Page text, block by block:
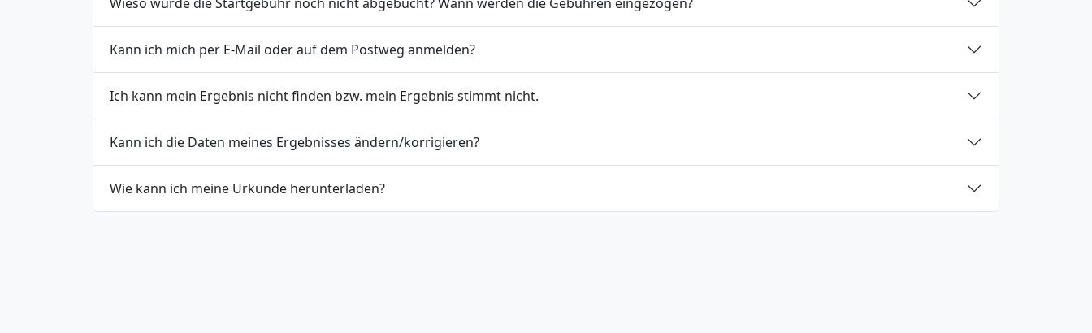
Kann ich mich per E-Mail oder auf dem Postweg anmelden?
Ich kann mein Ergebnis nicht finden bzw. mein Ergebnis stimmt nicht.
Kann ich die Daten meines Ergebnisses ändern/korrigieren?
Wie kann ich meine Urkunde herunterladen?